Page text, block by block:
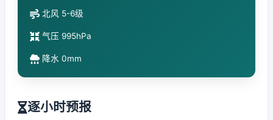
北风 5-6级
气压 995hPa
降水 0mm
逐小时预报